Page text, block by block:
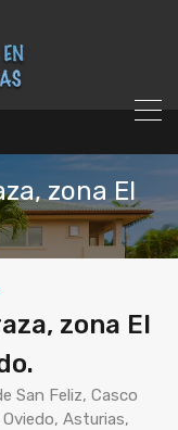
zona El
zona El
San Feliz, Casco
Asturias,